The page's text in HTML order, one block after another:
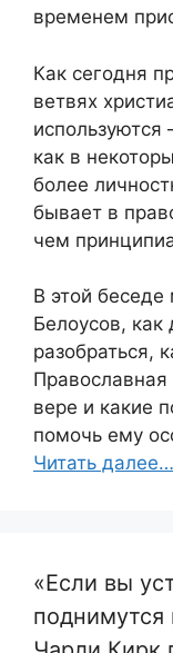
временем
Как сегодня
ветвях
используются
как в
более
бывает в
чем
В этой
Белоусов, как
разобраться,
Православная
вере и какие
помочь ему
Читать далее…
«Если вы
поднимутся